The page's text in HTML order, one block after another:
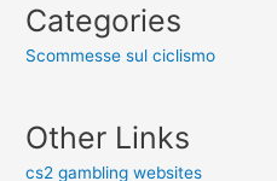
Categories
Scommesse sul ciclismo
Other Links
cs2 gambling websites